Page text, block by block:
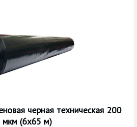
черная техническая 200
мкм (6х65 м)